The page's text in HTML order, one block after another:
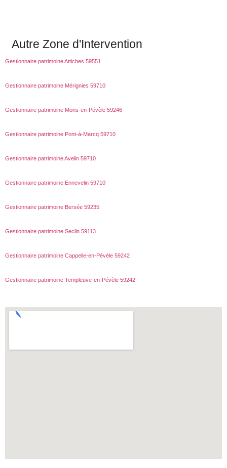
Autre Zone d'Intervention
Gestionnaire patrimoine Attiches 59551
Gestionnaire patrimoine Mérignies 59710
Gestionnaire patrimoine Mons-en-Pévèle 59246
Gestionnaire patrimoine Pont-à-Marcq 59710
Gestionnaire patrimoine Avelin 59710
Gestionnaire patrimoine Ennevelin 59710
Gestionnaire patrimoine Bersée 59235
Gestionnaire patrimoine Seclin 59113
Gestionnaire patrimoine Cappelle-en-Pévèle 59242
Gestionnaire patrimoine Templeuve-en-Pévèle 59242